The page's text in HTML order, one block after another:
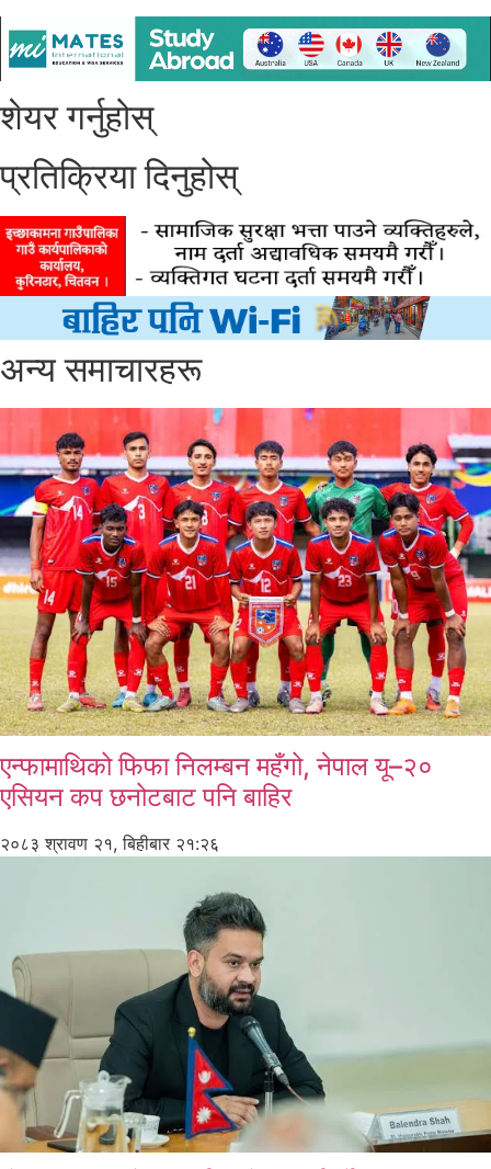
शेयर गर्नुहोस्
प्रतिक्रिया दिनुहोस्
अन्य समाचारहरू
एन्फामाथिको फिफा निलम्बन महँगो, नेपाल यू–२०
एसियन कप छनोटबाट पनि बाहिर
२०८३ श्रावण २१, बिहीबार २१:२६